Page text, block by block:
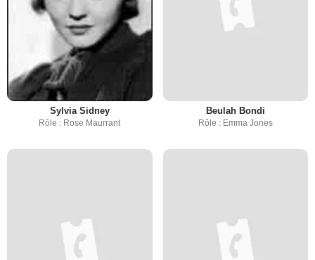
Sylvia Sidney
Rôle : Rose Maurrant
Beulah Bondi
Rôle : Emma Jones